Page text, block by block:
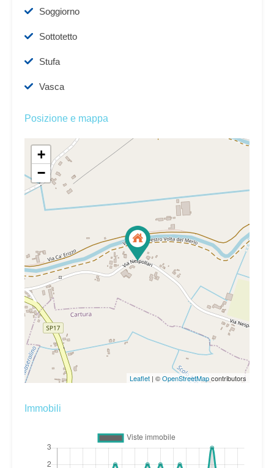
Soggiorno
Sottotetto
Stufa
Vasca
Posizione e mappa
+
−
Leaflet | ©OpenStreetMapcontributors
Immobili